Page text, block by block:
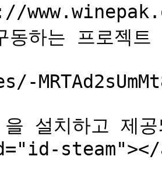
동하는 프로젝트
설치하고 제
steam"></